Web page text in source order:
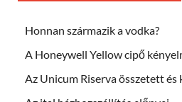
Honnan származik a vodka?
A Honeywell Yellow cipő
Az Unicum Riserva összetett és